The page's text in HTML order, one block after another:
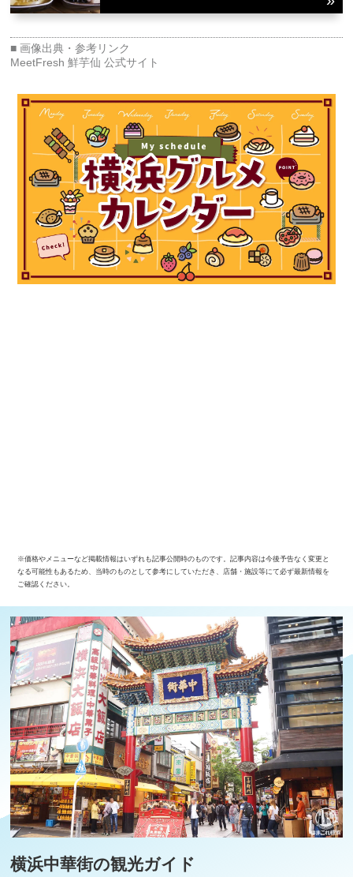
MeetFresh 鮮芋仙 公式サイト
※価格やメニューなど掲載情報はいずれも記事公開時のものです。記事内容は今後予告なく変更と
なる可能性もあるため、当時のものとして参考にしていただき、店舗・施設等にて必ず最新情報を
ご確認ください。
横浜中華街の観光ガイド